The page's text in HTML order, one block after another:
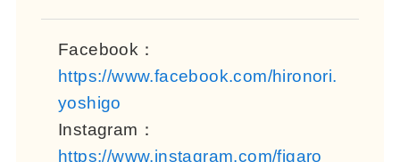
Facebook：
https://www.facebook.com/hironori.
yoshigo
Instagram：
https://www.instagram.com/figaro_